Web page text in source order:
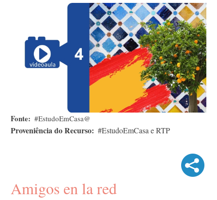
Fonte #EstudoEmCasa@
Proveniência do Recurso #EstudoEmCasa e RTP
Amigos en la red